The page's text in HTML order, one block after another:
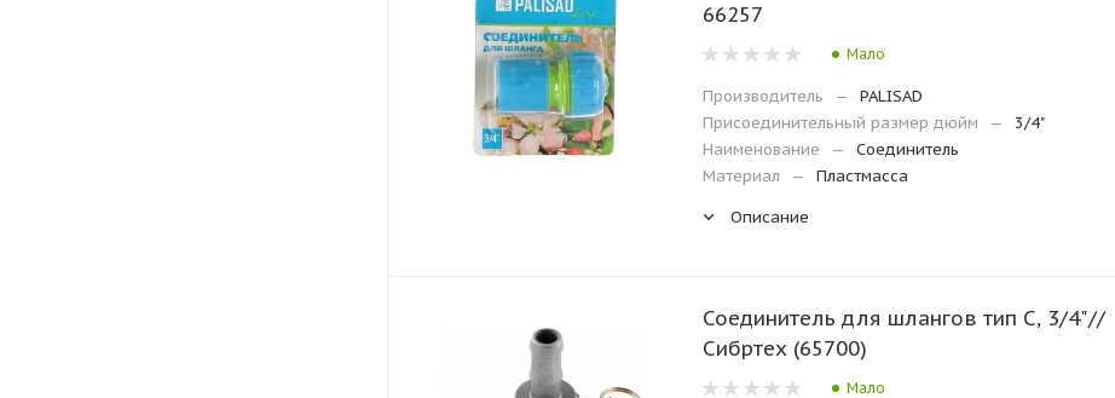
66257
Мало
Производитель —
PALISAD
Присоединительный размер дюйм
—
3/4"
Наименование
—
Соединитель
Материал
—
Пластмасса
Описание
Соединитель для шлангов тип C, 3/4"//
Сибртех (65700)
Мало